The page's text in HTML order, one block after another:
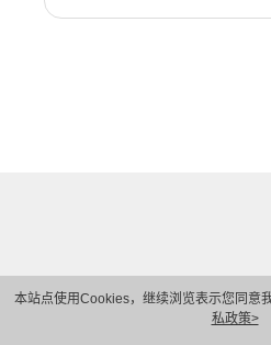
本站点使用Cookies，继续浏览表示您同意
私政策>